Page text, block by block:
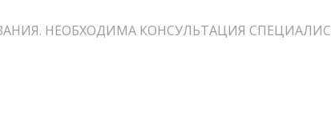
НЕОБХОДИМА КОНСУЛЬТАЦИЯ